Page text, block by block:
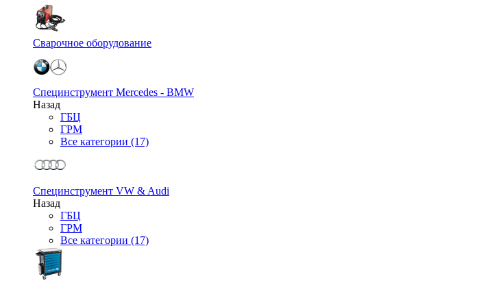
Сварочное оборудование
Специнструмент Mercedes - BMW
Назад
ГБЦ
ГРМ
Все категории (17)
Специнструмент VW & Audi
Назад
ГБЦ
ГРМ
Все категории (17)